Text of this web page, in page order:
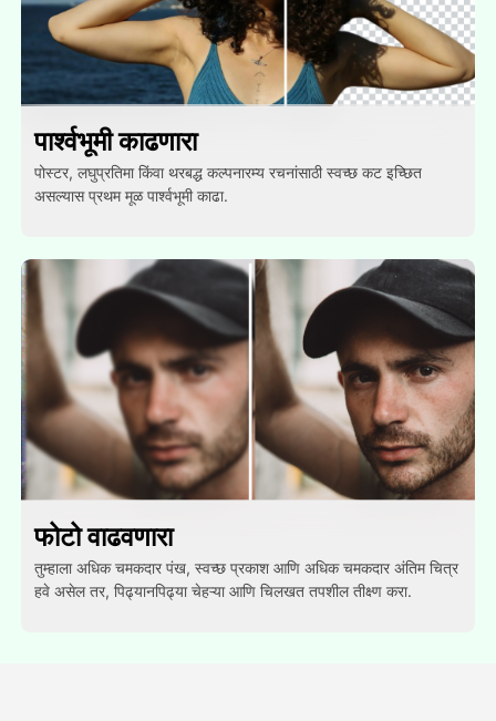
पार्श्वभूमी काढणारा
पोस्टर, लघुप्रतिमा किंवा थरबद्ध कल्पनारम्य रचनांसाठी स्वच्छ कट इच्छित
असल्यास प्रथम मूळ पार्श्वभूमी काढा.
फोटो वाढवणारा
तुम्हाला अधिक चमकदार पंख, स्वच्छ प्रकाश आणि अधिक चमकदार अंतिम चित्र
हवे असेल तर, पिढ्यानपिढ्या चेहऱ्या आणि चिलखत तपशील तीक्ष्ण करा.